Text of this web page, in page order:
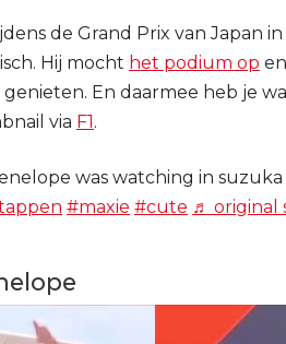
de Grand Prix van Japan
Hij mocht het podium op
En daarmee heb je
via F1.
was watching in
#maxie #cute ♬ original